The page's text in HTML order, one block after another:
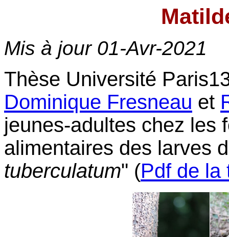
Mis à jour 01-Avr-2021
Thèse Université
Dominique Fresneau et
jeunes-adultes chez les
alimentaires des larves
tuberculatum" (Pdf de la